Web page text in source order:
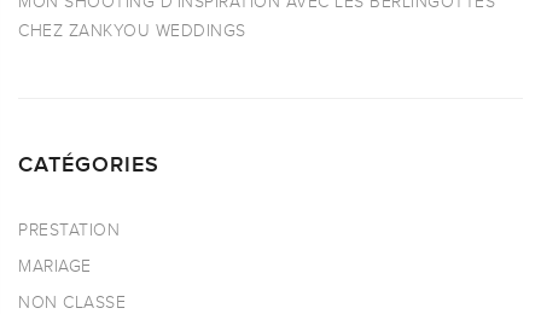
CHEZ ZANKYOU WEDDINGS
CATÉGORIES
PRESTATION
MARIAGE
NON CLASSE